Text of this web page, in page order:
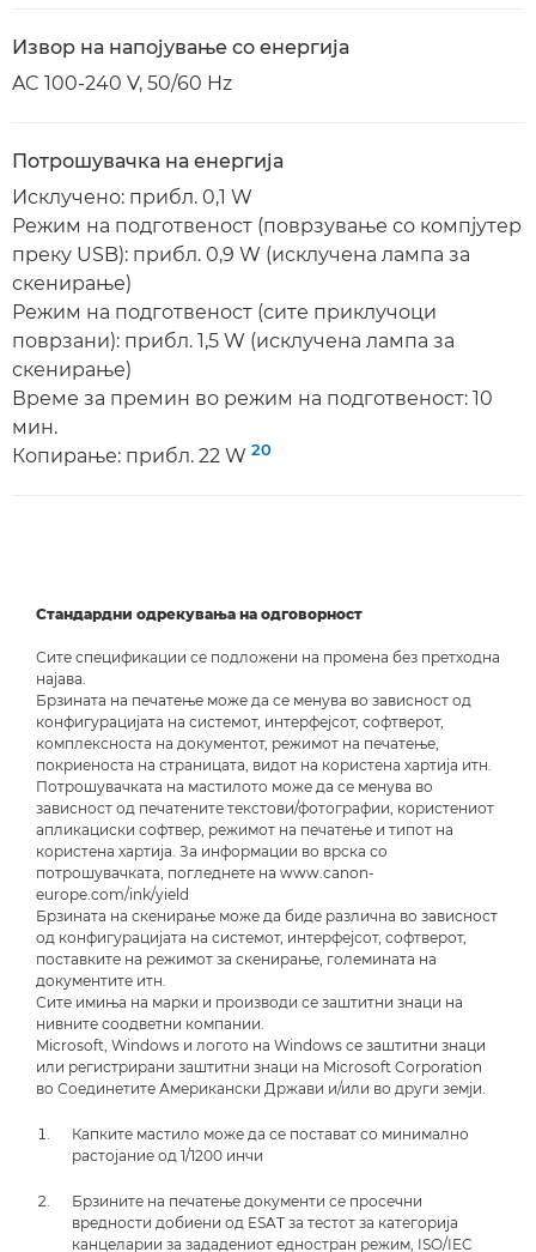
Извор на напојување со енергија
AC 100-240 V, 50/60 Hz
Потрошувачка на енергија
Исклучено: прибл. 0,1 W
Режим на подготвеност (поврзување со компјутер
преку USB): прибл. 0,9 W (исклучена лампа за
скенирање)
Режим на подготвеност (сите приклучоци
поврзани): прибл. 1,5 W (исклучена лампа за
скенирање)
Време за премин во режим на подготвеност: 10
мин.
Копирање: прибл. 22 W 20
Стандардни одрекувања на одговорност
Сите спецификации се подложени на промена без претходна
најава.
Брзината на печатење може да се менува во зависност од
конфигурацијата на системот, интерфејсот, софтверот,
комплексноста на документот, режимот на печатење,
покриеноста на страницата, видот на користена хартија итн.
Потрошувачката на мастилото може да се менува во
зависност од печатените текстови/фотографии, користениот
апликациски софтвер, режимот на печатење и типот на
користена хартија. За информации во врска со
потрошувачката, погледнете на www.canon-
europe.com/ink/yield
Брзината на скенирање може да биде различна во зависност
од конфигурацијата на системот, интерфејсот, софтверот,
поставките на режимот за скенирање, големината на
документите итн.
Сите имиња на марки и производи се заштитни знаци на
нивните соодветни компании.
Microsoft, Windows и логото на Windows се заштитни знаци
или регистрирани заштитни знаци на Microsoft Corporation
во Соединетите Американски Држави и/или во други земји.
Капките мастило може да се постават со минимално
растојание од 1/1200 инчи
Брзините на печатење документи се просечни
вредности добиени од ESAT за тестот за категорија
канцеларии за зададениот едностран режим, ISO/IEC